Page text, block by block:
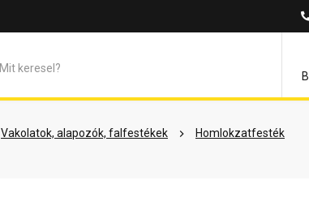
Vakolatok, alapozók, falfestékek
Homlokzatfesték
Dokumentumok Vásárlói vélemények Kérdések